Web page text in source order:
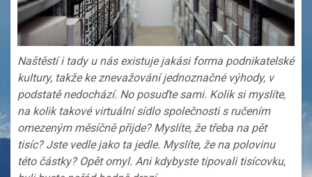
Naštěstí i tady u nás existuje jakási forma podnikatelské
kultury, takže ke znevažování jednoznačné výhody, v
podstatě nedochází. No posuďte sami. Kolik si myslíte,
na kolik takové virtuální sídlo společnosti s ručením
omezeným měsíčně přijde? Myslíte, že třeba na pět
tisíc? Jste vedle jako ta jedle. Myslíte, že na polovinu
této částky? Opět omyl. Ani kdybyste tipovali tisícovku,